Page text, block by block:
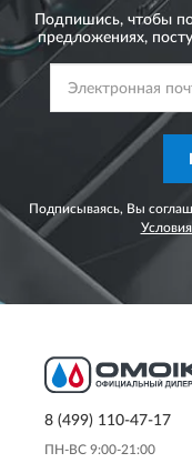
Подпишись, чтобы
предложениях,
Подписываясь, Вы
8 (499) 110-47-17
ПН-ВС 9:00-21:00